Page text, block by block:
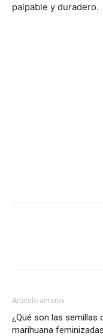
palpable y duradero.
Artículo anterior
¿Qué son las semillas
marihuana